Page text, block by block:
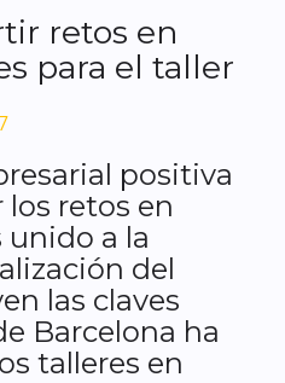
retos en
para el taller
positiva
retos en
a la
del
las claves
Barcelona ha
talleres en